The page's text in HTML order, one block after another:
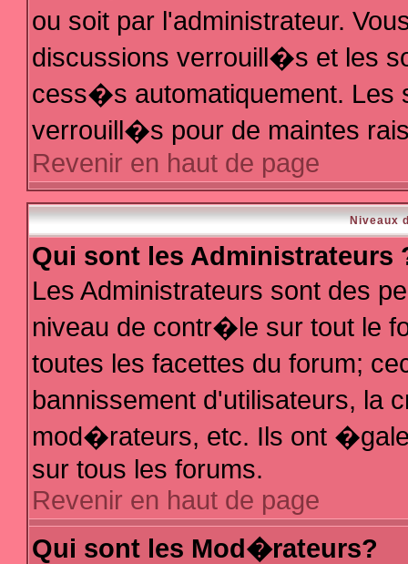
ou soit par l'administrateur.
discussions verrouill�s et les
cess�s automatiquement.
verrouill�s pour de maintes
Revenir en haut de page
Niveaux
Qui sont les Administrateurs
Les Administrateurs sont des
niveau de contr�le sur tout le
toutes les facettes du forum;
bannissement d'utilisateurs, la
mod�rateurs, etc. Ils ont
sur tous les forums.
Revenir en haut de page
Qui sont les Mod�rateurs?